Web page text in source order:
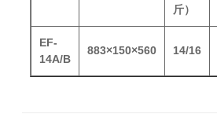
斤）
EF-
14A/B
883×150×560 14/16